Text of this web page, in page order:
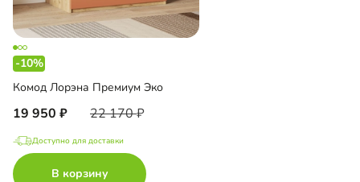
-10%
Комод Лорэна Премиум Эко
19 950 22 170
Доступно для доставки
В корзину